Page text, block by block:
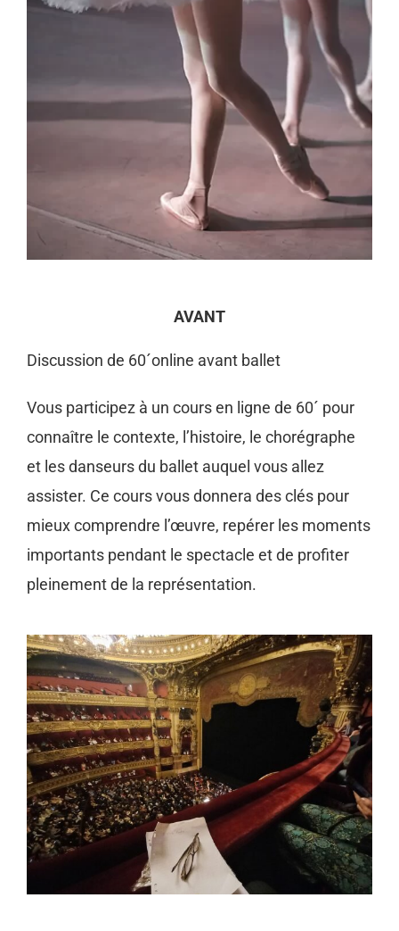
AVANT
Discussion de 60´online avant ballet
Vous participez à un cours en ligne de 60´ pour
connaître le contexte, l’histoire, le chorégraphe
et les danseurs du ballet auquel vous allez
assister. Ce cours vous donnera des clés pour
mieux comprendre l’œuvre, repérer les moments
importants pendant le spectacle et de profiter
pleinement de la représentation.